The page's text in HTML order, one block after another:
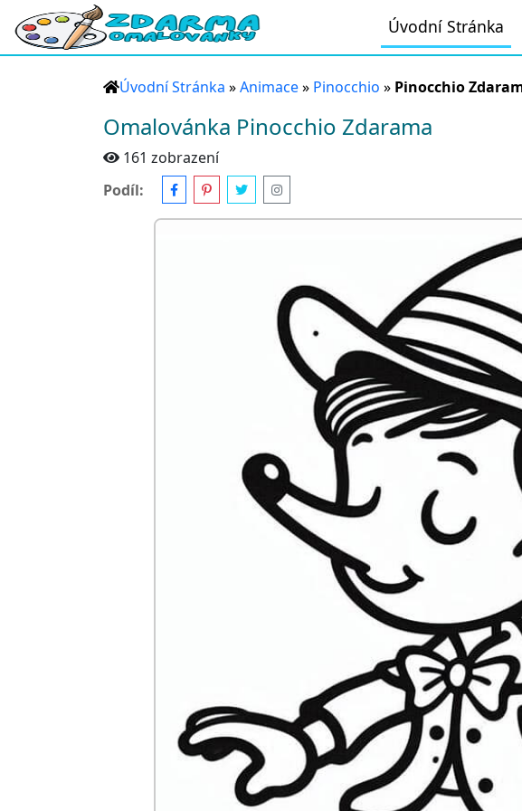
Úvodní Stránka
Úvodní Stránka »Animace» Pinocchio » Pinocchio
Omalovánka Pinocchio Zdarama
161 zobrazení
Podíl: